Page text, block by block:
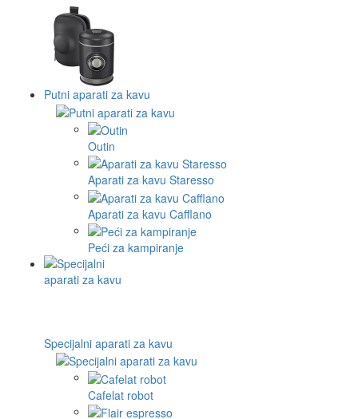
Putni aparati za kavu
Outin
Aparati za kavu Staresso
Aparati za kavu Cafflano
Peći za kampiranje
Specijalni aparati za kavu
Cafelat robot